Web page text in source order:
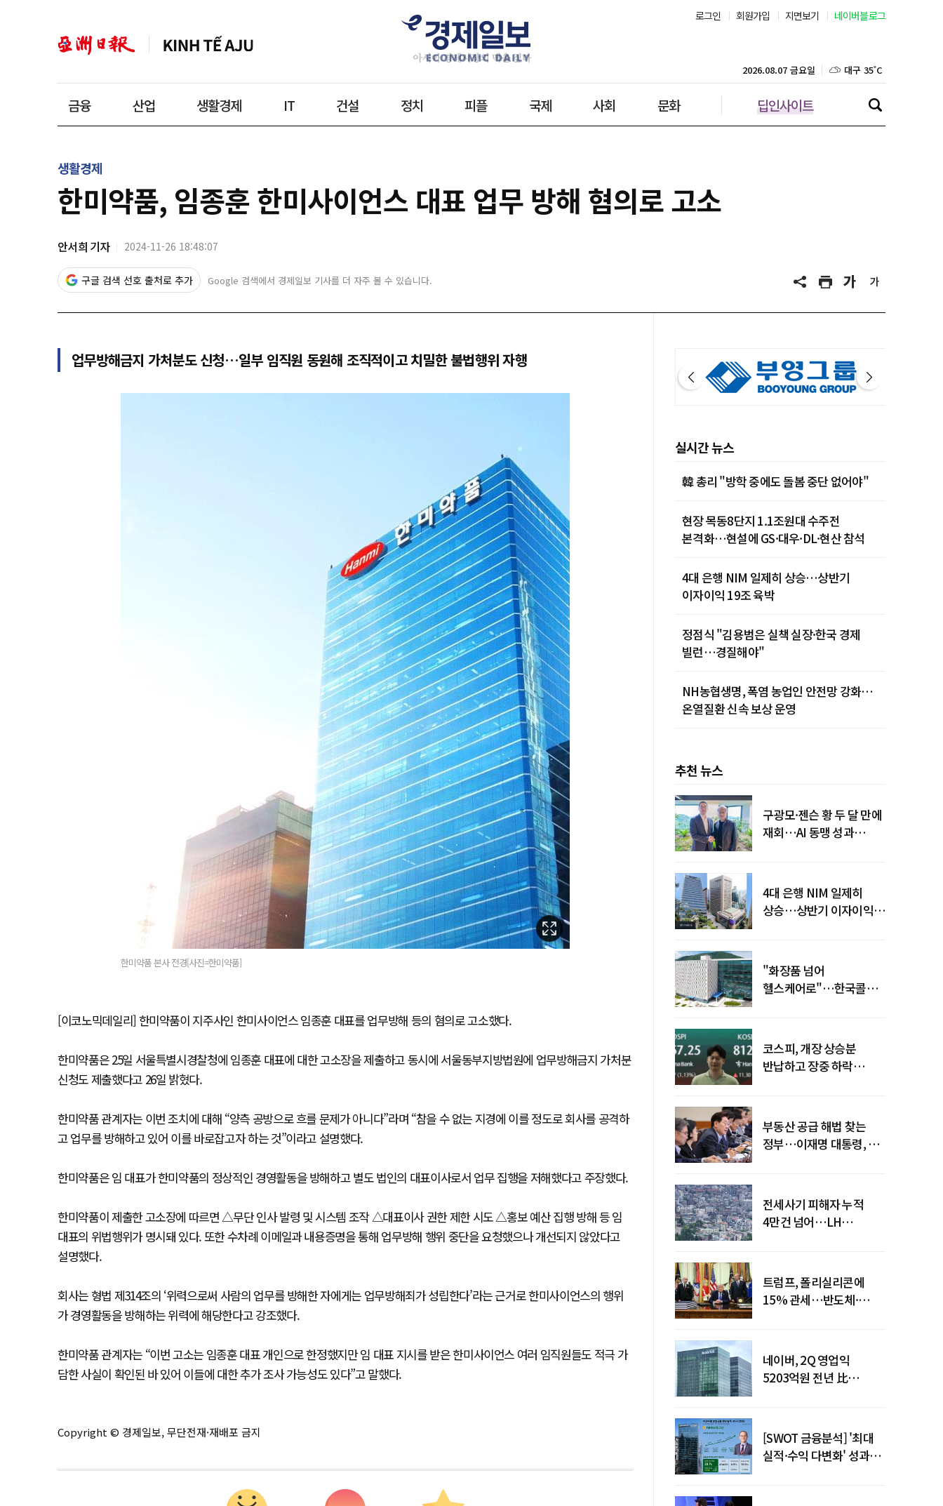
로그인 회원가입 지면보기 네이버블로그
금융 산업 생활경제 IT 건설 정치 피플 국제 사회 문화 딥인사이트
2026.08.07 금요일 대구 35˚C
인천 32˚C
제주 31˚C
생활경제
한미약품, 임종훈 한미사이언스 대표 업무 방해 혐의로 고소
안서희 기자 2024-11-26 18:48:07
구글 검색 선호 출처로 추가 Google 검색에서 경제일보 기사를 더 자주 볼 수 있습니다.
업무방해금지 가처분도 신청…일부 임직원 동원해 조직적이고 치밀한 불법행위 자행
한미약품 본사 전경[사진=한미약품]
[이코노믹데일리] 한미약품이 지주사인 한미사이언스 임종훈 대표를 업무방해 등의 혐의로 고소했다.
한미약품은 25일 서울특별시경찰청에 임종훈 대표에 대한 고소장을 제출하고 동시에 서울동부지방법원에 업무방해금지 가처분
신청도 제출했다고 26일 밝혔다.
한미약품 관계자는 이번 조치에 대해 “양측 공방으로 흐를 문제가 아니다”라며 “참을 수 없는 지경에 이를 정도로 회사를 공격하
고 업무를 방해하고 있어 이를 바로잡고자 하는 것”이라고 설명했다.
한미약품은 임 대표가 한미약품의 정상적인 경영활동을 방해하고 별도 법인의 대표이사로서 업무 집행을 저해했다고 주장했다.
한미약품이 제출한 고소장에 따르면 △무단 인사 발령 및 시스템 조작 △대표이사 권한 제한 시도 △홍보 예산 집행 방해 등 임
대표의 위법행위가 명시돼 있다. 또한 수차례 이메일과 내용증명을 통해 업무방해 행위 중단을 요청했으나 개선되지 않았다고
설명했다.
회사는 형법 제314조의 ‘위력으로써 사람의 업무를 방해한 자에게는 업무방해죄가 성립한다’라는 근거로 한미사이언스의 행위
가 경영활동을 방해하는 위력에 해당한다고 강조했다.
한미약품 관계자는 “이번 고소는 임종훈 대표 개인으로 한정했지만 임 대표 지시를 받은 한미사이언스 여러 임직원들도 적극 가
담한 사실이 확인된 바 있어 이들에 대한 추가 조사 가능성도 있다”고 말했다.
Copyright © 경제일보, 무단전재·재배포 금지
실시간 뉴스
韓 총리 "방학 중에도 돌봄 중단 없어야"
현장 목동8단지 1.1조원대 수주전
본격화…현설에 GS·대우·DL·현산 참석
4대 은행 NIM 일제히 상승…상반기
이자이익 19조 육박
정점식 "김용범은 실책 실장·한국 경제
빌런…경질해야"
NH농협생명, 폭염 농업인 안전망 강화…
온열질환 신속 보상 운영
추천 뉴스
구광모·젠슨 황 두 달 만에
재회…AI 동맹 성과
4대 은행 NIM 일제히
상승…상반기 이자이익
"화장품 넘어
헬스케어로"…한국콜마,
코스피, 개장 상승분
반납하고 장중 하락
부동산 공급 해법 찾는
정부…이재명 대통령, 2차
전세사기 피해자 누적
4만건 넘어…LH
트럼프, 폴리실리콘에
15% 관세…반도체·
네이버, 2Q 영업익
5203억원 전년 比
[SWOT 금융분석] '최대
실적·수익 다변화' 성과…